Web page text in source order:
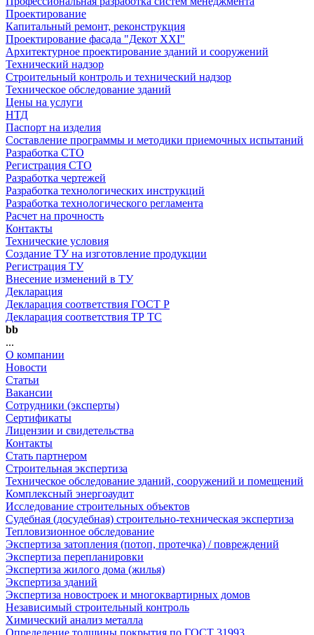
Проектирование
Капитальный ремонт, реконструкция
Проектирование фасада "Декот XXI"
Архитектурное проектирование зданий и сооружений
Технический надзор
Строительный контроль и технический надзор
Техническое обследование зданий
Цены на услуги
НТД
Паспорт на изделия
Составление программы и методики приемочных испытаний
Разработка СТО
Регистрация СТО
Разработка чертежей
Разработка технологических инструкций
Разработка технологического регламента
Расчет на прочность
Контакты
Технические условия
Создание ТУ на изготовление продукции
Регистрация ТУ
Внесение изменений в ТУ
Декларация
Декларация соответствия ГОСТ Р
Декларация соответствия ТР ТС
bb
...
О компании
Новости
Статьи
Вакансии
Сотрудники (эксперты)
Сертификаты
Лицензии и свидетельства
Контакты
Стать партнером
Строительная экспертиза
Техническое обследование зданий, сооружений и помещений
Комплексный энергоаудит
Исследование строительных объектов
Судебная (досудебная) строительно-техническая экспертиза
Тепловизионное обследование
Экспертиза затопления (потоп, протечка) / повреждений
Экспертиза перепланировки
Экспертиза жилого дома (жилья)
Экспертиза зданий
Экспертиза новостроек и многоквартирных домов
Независимый строительный контроль
Химический анализ металла
Определение толщины покрытия по ГОСТ 31993